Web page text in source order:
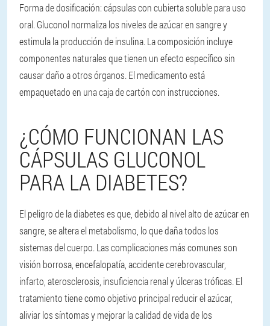
Forma de dosificación: cápsulas con cubierta soluble para uso
oral. Gluconol normaliza los niveles de azúcar en sangre y
estimula la producción de insulina. La composición incluye
componentes naturales que tienen un efecto específico sin
causar daño a otros órganos. El medicamento está
empaquetado en una caja de cartón con instrucciones.
¿CÓMO FUNCIONAN LAS
CÁPSULAS GLUCONOL
PARA LA DIABETES?
El peligro de la diabetes es que, debido al nivel alto de azúcar en
sangre, se altera el metabolismo, lo que daña todos los
sistemas del cuerpo. Las complicaciones más comunes son
visión borrosa, encefalopatía, accidente cerebrovascular,
infarto, aterosclerosis, insuficiencia renal y úlceras tróficas. El
tratamiento tiene como objetivo principal reducir el azúcar,
aliviar los síntomas y mejorar la calidad de vida de los